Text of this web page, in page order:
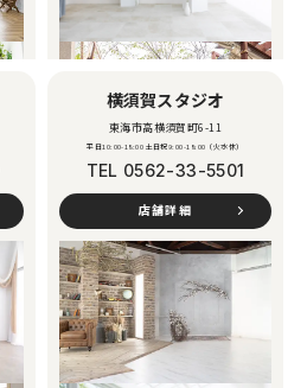
横須賀スタジオ
東海市高横須賀町6-11
平日10:00-18:00 土日祝9:00-18:00（火水休）
TEL 0562-33-5501
店舗詳細